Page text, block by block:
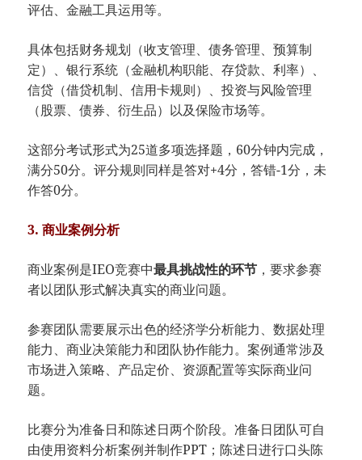
评估、金融工具运用等。
具体包括财务规划（收支管理、债务管理、预算制
定）、银行系统（金融机构职能、存贷款、利率）、
信贷（借贷机制、信用卡规则）、投资与风险管理
（股票、债券、衍生品）以及保险市场等。
这部分考试形式为25道多项选择题，60分钟内完成，
满分50分。评分规则同样是答对+4分，答错-1分，未
作答0分。
3. 商业案例分析
商业案例是IEO竞赛中最具挑战性的环节 ，要求参赛
者以团队形式解决真实的商业问题。
参赛团队需要展示出色的经济学分析能力、数据处理
能力、商业决策能力和团队协作能力。案例通常涉及
市场进入策略、产品定价、资源配置等实际商业问
题。
比赛分为准备日和陈述日两个阶段。准备日团队可自
由使用资料分析案例并制作PPT；陈述日进行口头陈